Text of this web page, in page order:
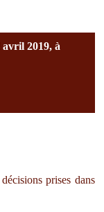
2019, à
prises dans